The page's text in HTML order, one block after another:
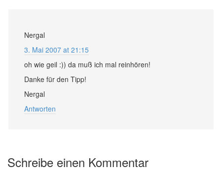
Nergal
3. Mai 2007 at 21:15
oh wie geil :)) da muß ich mal reinhören!
Danke für den Tipp!
Nergal
Antworten
Schreibe einen Kommentar